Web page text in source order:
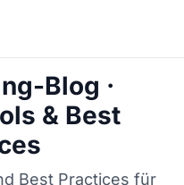
Blog ·
& Best
Best Practices für